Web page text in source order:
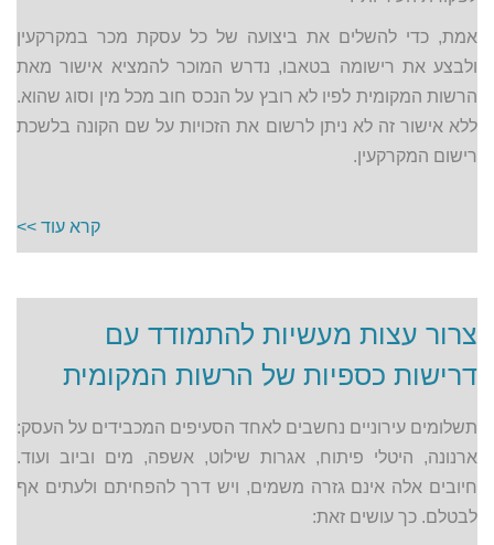
אמת, כדי להשלים את ביצועה של כל עסקת מכר במקרקעין
ולבצע את רישומה בטאבו, נדרש המוכר להמציא אישור מאת
הרשות המקומית לפיו לא רובץ על הנכס חוב מכל מין וסוג שהוא.
ללא אישור זה לא ניתן לרשום את הזכויות על שם הקונה בלשכת
רישום המקרקעין.
קרא עוד >>
צרור עצות מעשיות להתמודד עם
דרישות כספיות של הרשות המקומית
תשלומים עירוניים נחשבים לאחד הסעיפים המכבידים על העסק:
ארנונה, היטלי פיתוח, אגרות שילוט, אשפה, מים וביוב ועוד.
חיובים אלה אינם גזרה משמים, ויש דרך להפחיתם ולעתים אף
לבטלם. כך עושים זאת: